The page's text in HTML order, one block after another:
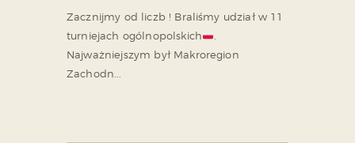
Zacznijmy od liczb ! Braliśmy udział w 11
turniejach ogólnopolskich
Najważniejszym był Makroregion
Zachodn...